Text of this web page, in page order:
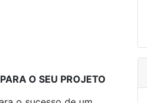
O SEU PROJETO